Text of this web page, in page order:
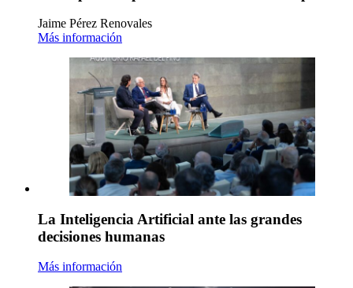
Jaime Pérez Renovales
Más información
La Inteligencia Artificial ante las grandes
decisiones humanas
Más información